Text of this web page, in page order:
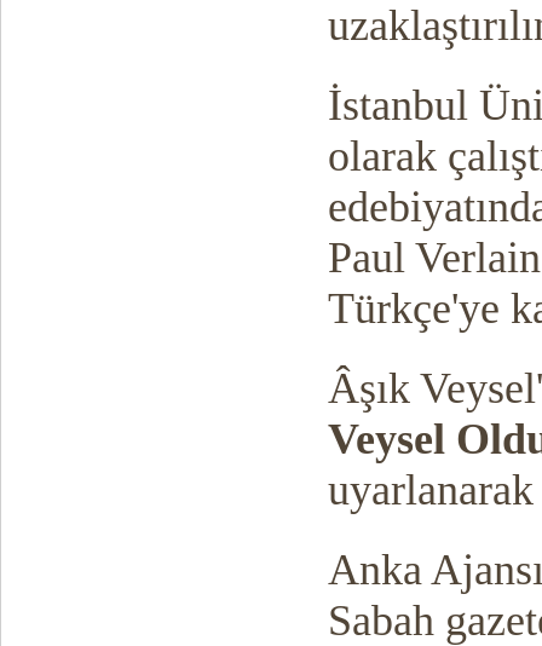
İstanbul
olarak
Paul
Türkçe'ye
Âşık
Veysel
uyarlanarak
Anka
Sabah